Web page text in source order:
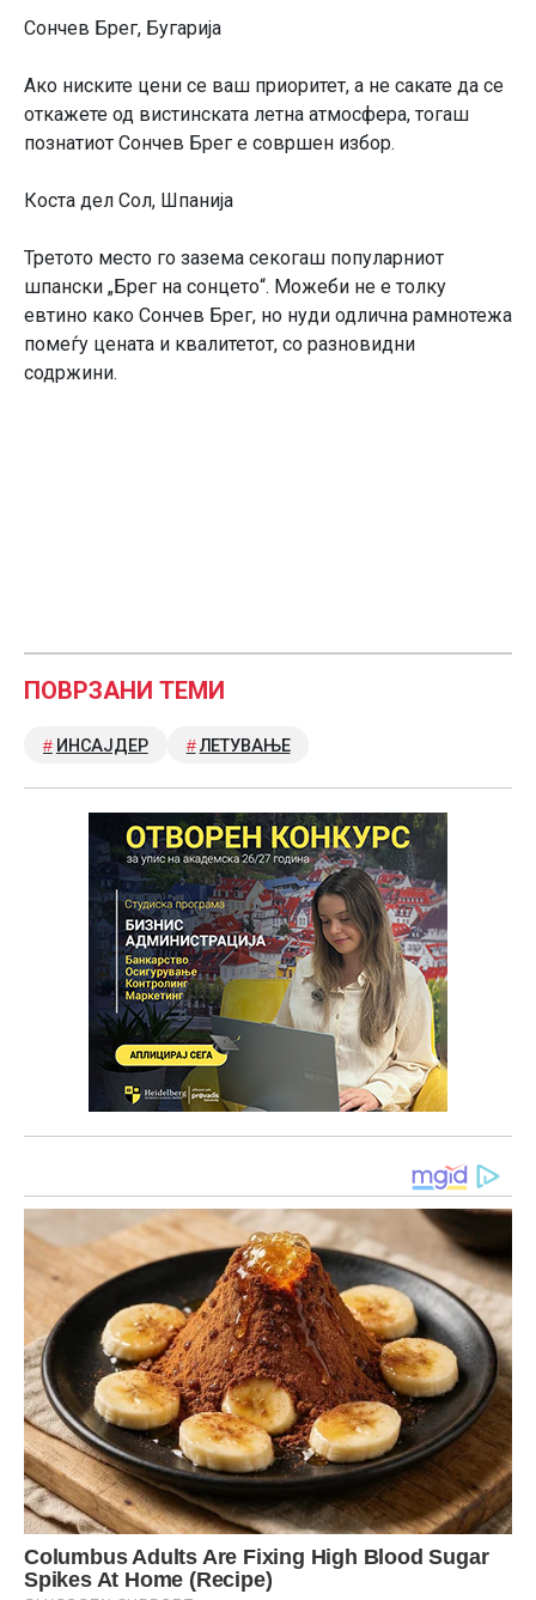
Сончев Брег, Бугарија
Ако ниските цени се ваш приоритет, а не сакате да се
откажете од вистинската летна атмосфера, тогаш
познатиот Сончев Брег е совршен избор.
Коста дел Сол, Шпанија
Третото место го зазема секогаш популарниот
шпански „Брег на сонцето“. Можеби не е толку
евтино како Сончев Брег, но нуди одлична рамнотежа
помеѓу цената и квалитетот, со разновидни
содржини.
ПОВРЗАНИ ТЕМИ
ИНСАЈДЕР ЛЕТУВАЊЕ